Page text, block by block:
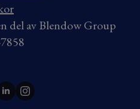
del av Blendow Group